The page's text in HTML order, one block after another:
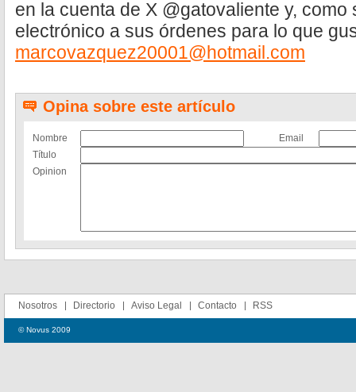
en la cuenta de X @gatovaliente y,
electrónico a sus órdenes para lo que
marcovazquez20001@hotmail.com
Opina sobre este artículo
Nombre
Email
Título
Opinion
Nosotros Directorio Aviso Legal Contacto RSS
© Novus 2009